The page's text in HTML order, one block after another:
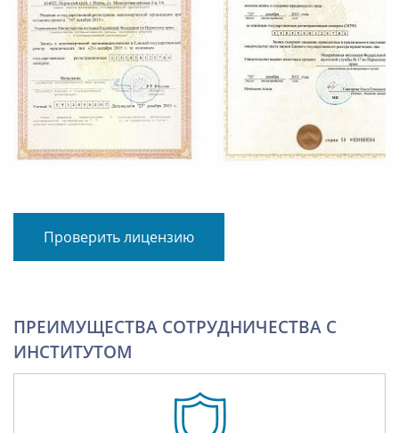
Проверить лицензию
ПРЕИМУЩЕСТВА СОТРУДНИЧЕСТВА С
ИНСТИТУТОМ